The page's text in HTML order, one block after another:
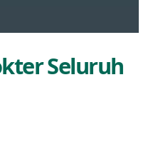
Seluruh